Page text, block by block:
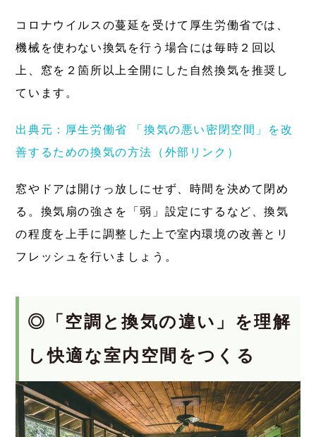
コロナウイルスの蔓延を受けて厚生労働省では、
機械を使わない換気を行う場合には毎時２回以
上、窓を２箇所以上全開にした自然換気を推奨し
ています。
出典元：厚生労働省 「換気の悪い密閉空間」を改
善するための換気の方法（外部リンク）
窓やドアは開けっ放しにせず、時間を決めて閉め
る。換気扇の強さを「弱」設定にするなど、換気
の程度を上手に調整した上で室内環境の改善とリ
フレッシュを行いましょう。
◎「空調と換気の違い」を理解
し快適な室内空間をつくる